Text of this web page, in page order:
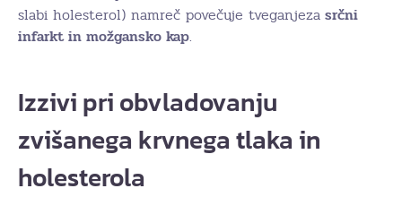
slabi holesterol) namreč povečuje tveganjeza srčni
infarkt in možgansko kap.
Izzivi pri obvladovanju
zvišanega krvnega tlaka in
holesterola